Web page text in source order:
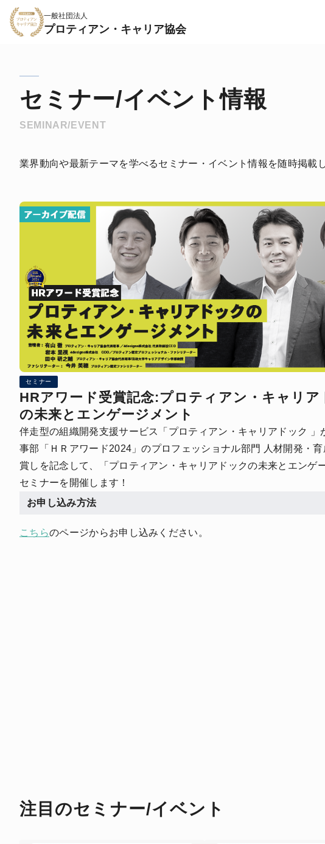
一般社団法人
プロティアン・キャリア協会
セミナー/イベント情報
SEMINAR/EVENT
業界動向や最新テーマを学べるセミナー・イベント情報を随時掲載
セミナー
HRアワード受賞記念:プロティアン・キャリア
の未来とエンゲージメント
伴走型の組織開発支援サービス「プロティアン・キャリアドック 」
事部「ＨＲアワード2024」のプロフェッショナル部門 人材開発・育
賞しを記念して、「プロティアン・キャリアドックの未来とエンゲ
セミナーを開催します！
お申し込み方法
こちらのページからお申し込みください。
注目のセミナー/イベント